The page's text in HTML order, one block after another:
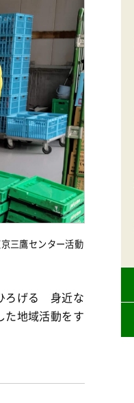
三鷹センター活動
ろげる 身近な
た地域活動をす